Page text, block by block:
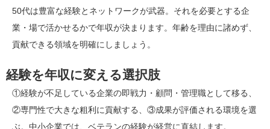
50代は豊富な経験とネットワークが武器。それを必要とする企
業・場で活かせるかで年収が決まります。年齢を理由に諸めず、
貢献できる領域を明確にしましょう。
経験を年収に変える選択肢
①経験が不足している企業の即戦力・顧問・管理職として移る、
②専門性で大きな粗利に貢献する、③成果が評価される環境を選
ぶ。中小企業では、ベテランの経験が経営に直結します。